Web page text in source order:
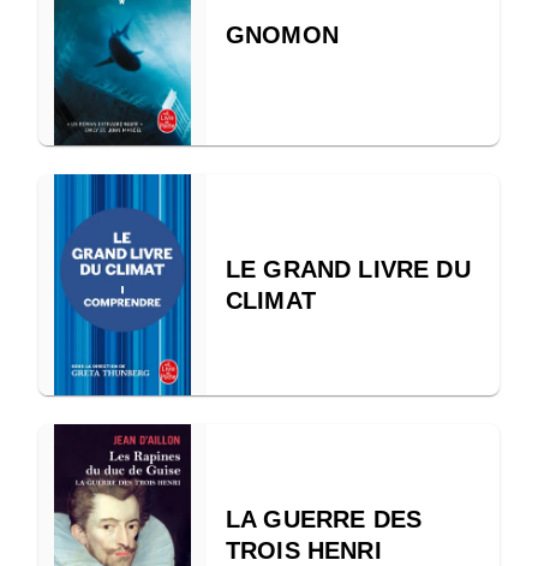
GNOMON
LE GRAND LIVRE DU
CLIMAT
LA GUERRE DES
TROIS HENRI